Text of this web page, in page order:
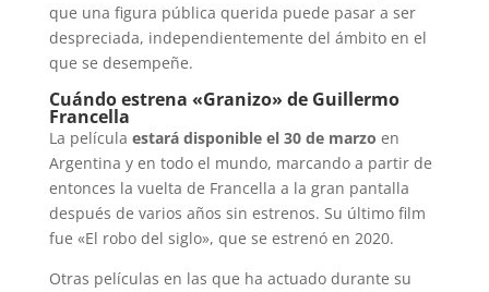
que una figura pública querida puede pasar a ser
despreciada, independientemente del ámbito en el
que se desempeñe.
Cuándo estrena «Granizo» de Guillermo
Francella
La película estará disponible el 30 de marzo en
Argentina y en todo el mundo, marcando a partir de
entonces la vuelta de Francella a la gran pantalla
después de varios años sin estrenos. Su último film
fue «El robo del siglo», que se estrenó en 2020.
Otras películas en las que ha actuado durante su